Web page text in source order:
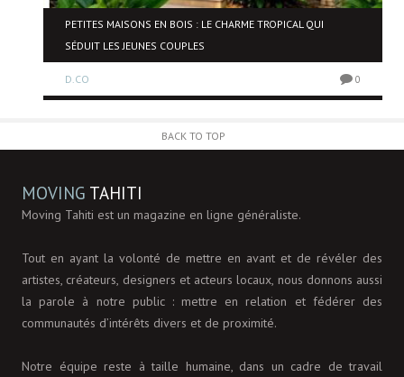
PETITES MAISONS EN BOIS : LE CHARME TROPICAL QUI
SÉDUIT LES JEUNES COUPLES
D.CO 0
BACK TO TOP
MOVING TAHITI
Moving Tahiti est un magazine en ligne généraliste.
Tout en ayant la volonté de mettre en avant et de révéler des
artistes, créateurs, designers et acteurs locaux, nous donnons aussi
la parole à notre public : mettre en relation et fédérer des
communautés d’intérêts divers et de proximité.
Notre équipe reste à taille humaine, dans un cadre de travail